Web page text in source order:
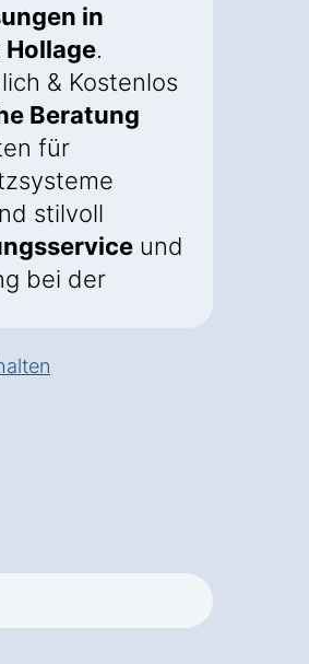
in
.
& Kostenlos
Beratung
für
stilvoll
und
bei der